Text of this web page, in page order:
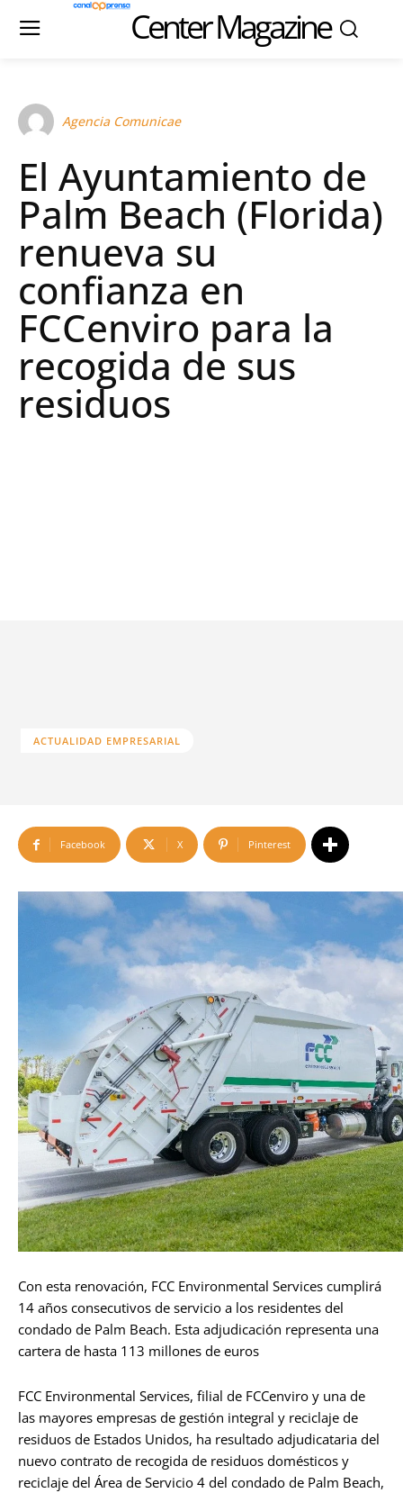
Center Magazine
Agencia Comunicae
El Ayuntamiento de
Palm Beach (Florida)
renueva su
confianza en
FCCenviro para la
recogida de sus
residuos
ACTUALIDAD EMPRESARIAL
Facebook X Pinterest
Con esta renovación, FCC Environmental Services cumplirá
14 años consecutivos de servicio a los residentes del
condado de Palm Beach. Esta adjudicación representa una
cartera de hasta 113 millones de euros
FCC Environmental Services, filial de FCCenviro y una de
las mayores empresas de gestión integral y reciclaje de
residuos de Estados Unidos, ha resultado adjudicataria del
nuevo contrato de recogida de residuos domésticos y
reciclaje del Área de Servicio 4 del condado de Palm Beach,